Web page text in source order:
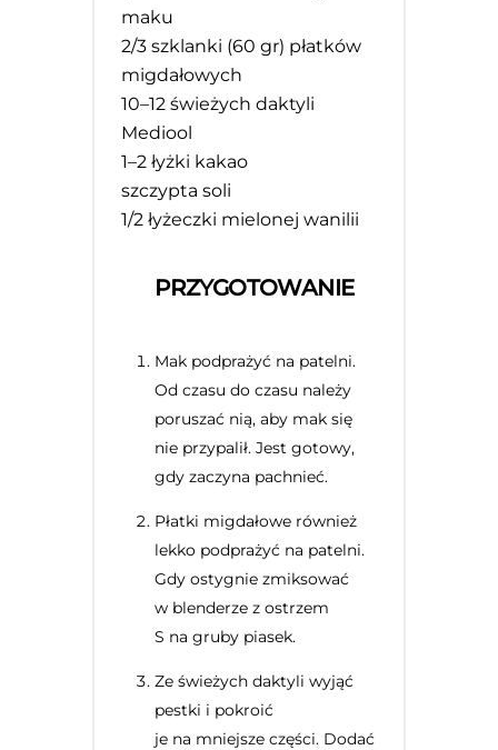
maku
2/3 szklanki (60 gr) płatków
migdałowych
10–12 świeżych daktyli
Mediool
1–2 łyżki kakao
szczypta soli
1/2 łyżeczki mielonej wanilii
PRZYGOTOWANIE
Mak podprażyć na patelni.
Od czasu do czasu należy
poruszać nią, aby mak się
nie przypalił. Jest gotowy,
gdy zaczyna pachnieć.
Płatki migdałowe również
lekko podprażyć na patelni.
Gdy ostygnie zmiksować
w blenderze z ostrzem
S na gruby piasek.
Ze świeżych daktyli wyjąć
pestki i pokroić
je na mniejsze części. Dodać